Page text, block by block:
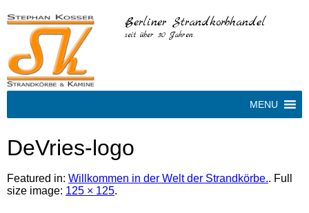
Berliner Strandkorbhandel
seit über 30 Jahren
MENU
DeVries-logo
Featured in: Willkommen in der Welt der Strandkörbe.. Full
size image: 125 × 125.